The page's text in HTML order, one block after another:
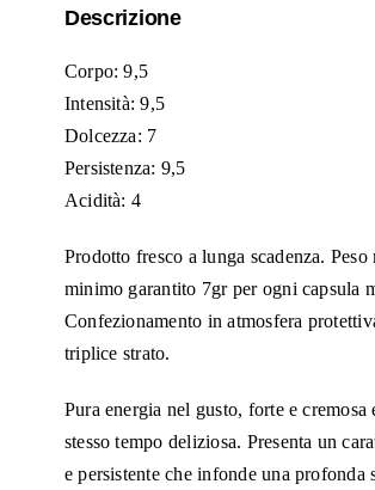
Descrizione
Corpo: 9,5
Intensità: 9,5
Dolcezza: 7
Persistenza: 9,5
Acidità: 4
Prodotto fresco a lunga scadenza. Peso
minimo garantito 7gr per ogni capsula
Confezionamento in atmosfera
triplice strato.
Pura energia nel gusto, forte e cremosa
stesso tempo deliziosa. Presenta un
e persistente che infonde una profonda